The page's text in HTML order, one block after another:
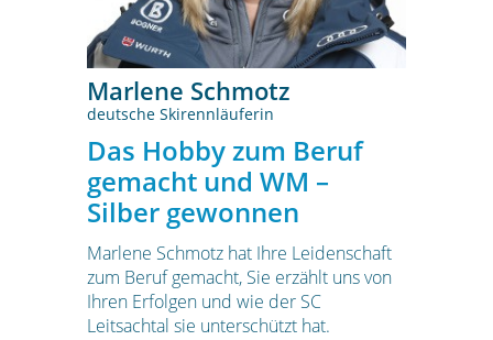
Marlene Schmotz
deutsche Skirennläuferin
Das Hobby zum Beruf
gemacht und WM –
Silber gewonnen
Marlene Schmotz hat Ihre Leidenschaft
zum Beruf gemacht, Sie erzählt uns von
Ihren Erfolgen und wie der SC
Leitsachtal sie unterschützt hat.